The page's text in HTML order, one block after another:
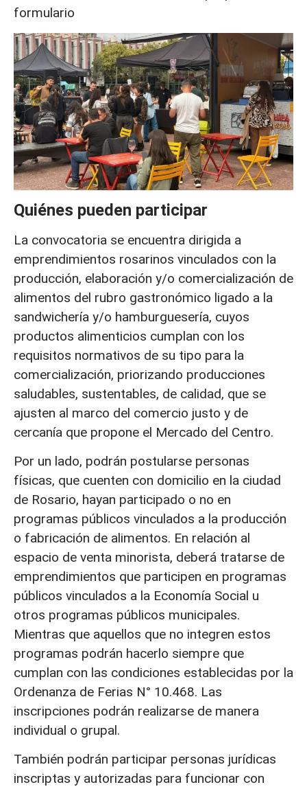
formulario
Quiénes pueden participar
La convocatoria se encuentra dirigida a
emprendimientos rosarinos vinculados con la
producción, elaboración y/o comercialización de
alimentos del rubro gastronómico ligado a la
sandwichería y/o hamburguesería, cuyos
productos alimenticios cumplan con los
requisitos normativos de su tipo para la
comercialización, priorizando producciones
saludables, sustentables, de calidad, que se
ajusten al marco del comercio justo y de
cercanía que propone el Mercado del Centro.
Por un lado, podrán postularse personas
físicas, que cuenten con domicilio en la ciudad
de Rosario, hayan participado o no en
programas públicos vinculados a la producción
o fabricación de alimentos. En relación al
espacio de venta minorista, deberá tratarse de
emprendimientos que participen en programas
públicos vinculados a la Economía Social u
otros programas públicos municipales.
Mientras que aquellos que no integren estos
programas podrán hacerlo siempre que
cumplan con las condiciones establecidas por la
Ordenanza de Ferias N° 10.468. Las
inscripciones podrán realizarse de manera
individual o grupal.
También podrán participar personas jurídicas
inscriptas y autorizadas para funcionar con